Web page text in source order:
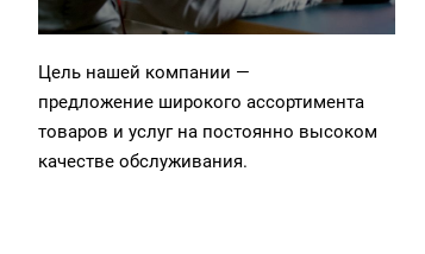
Цель нашей компании —
предложение широкого ассортимента
товаров и услуг на постоянно высоком
качестве обслуживания.